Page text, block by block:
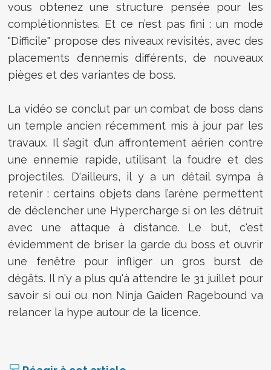
vous obtenez une structure pensée pour les
complétionnistes. Et ce n’est pas fini : un mode
"Difficile" propose des niveaux revisités, avec des
placements d’ennemis différents, de nouveaux
pièges et des variantes de boss.
La vidéo se conclut par un combat de boss dans
un temple ancien récemment mis à jour par les
travaux. Il s’agit d’un affrontement aérien contre
une ennemie rapide, utilisant la foudre et des
projectiles. D'ailleurs, il y a un détail sympa à
retenir : certains objets dans l’arène permettent
de déclencher une Hypercharge si on les détruit
avec une attaque à distance. Le but, c'est
évidemment de briser la garde du boss et ouvrir
une fenêtre pour infliger un gros burst de
dégâts. Il n'y a plus qu'à attendre le 31 juillet pour
savoir si oui ou non Ninja Gaiden Ragebound va
relancer la hype autour de la licence.